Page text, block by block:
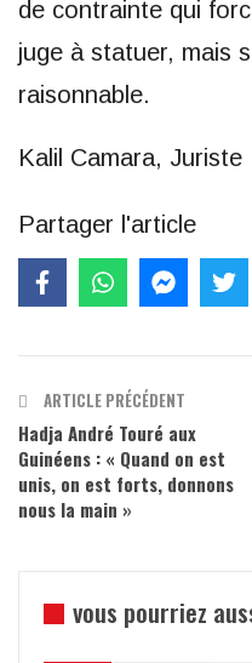
de contrainte qui
juge à statuer, mais
raisonnable.
Kalil Camara, Juriste
Partager l'article
ARTICLE PRÉCÉDENT
Hadja André Touré aux
Guinéens : « Quand on est
unis, on est forts, donnons
nous la main »
vous pourriez